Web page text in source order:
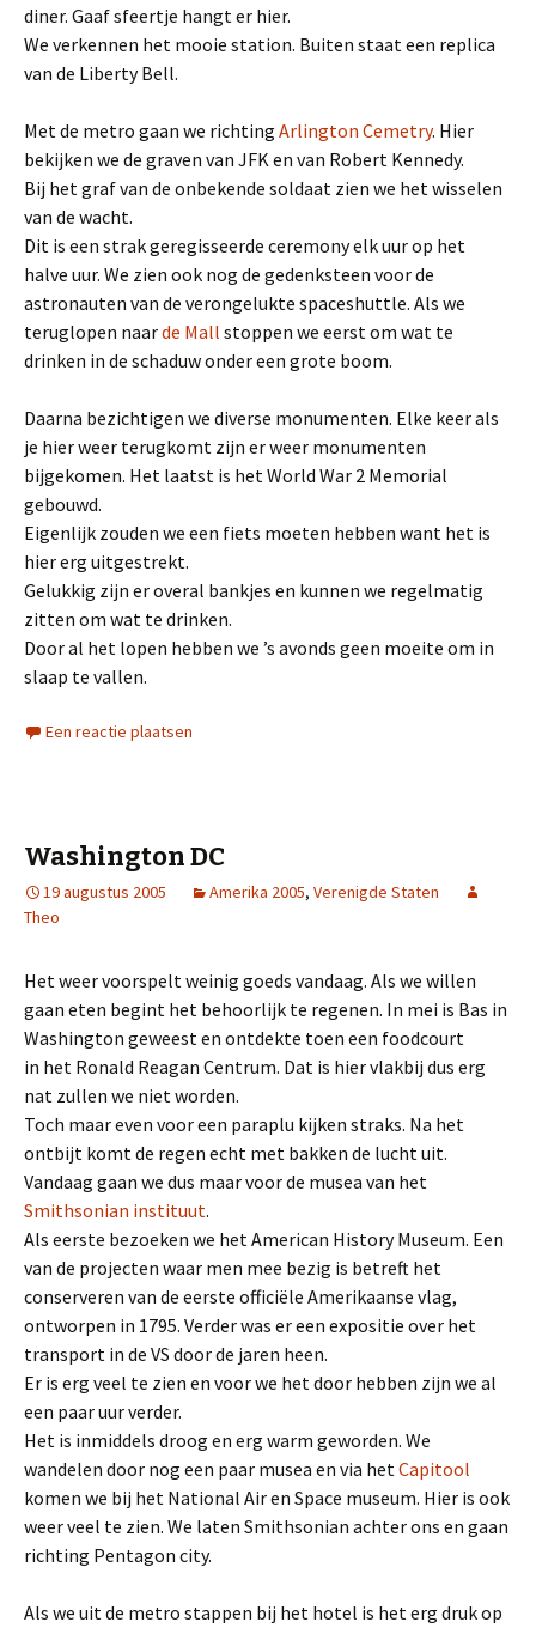
diner. Gaaf sfeertje hangt er hier.
We verkennen het mooie station. Buiten staat een replica
van de Liberty Bell.
Met de metro gaan we richting Arlington Cemetry. Hier
bekijken we de graven van JFK en van Robert Kennedy.
Bij het graf van de onbekende soldaat zien we het wisselen
van de wacht.
Dit is een strak geregisseerde ceremony elk uur op het
halve uur. We zien ook nog de gedenksteen voor de
astronauten van de verongelukte spaceshuttle. Als we
teruglopen naarde Mall stoppen we eerst om wat te
drinken in de schaduw onder een grote boom.
Daarna bezichtigen we diverse monumenten. Elke keer als
je hier weer terugkomt zijn er weer monumenten
bijgekomen. Het laatst is het World War 2 Memorial
gebouwd.
Eigenlijk zouden we een fiets moeten hebben want het is
hier erg uitgestrekt.
Gelukkig zijn er overal bankjes en kunnen we regelmatig
zitten om wat te drinken.
Door al het lopen hebben we ’s avonds geen moeite om in
slaap te vallen.
Een reactie plaatsen
Washington DC
19 augustus 2005 Amerika 2005, Verenigde Staten
Theo
Het weer voorspelt weinig goeds vandaag. Als we willen
gaan eten begint het behoorlijk te regenen. In mei is Bas in
Washington geweest en ontdekte toen een foodcourt
in het Ronald Reagan Centrum. Dat is hier vlakbij dus erg
nat zullen we niet worden.
Toch maar even voor een paraplu kijken straks. Na het
ontbijt komt de regen echt met bakken de lucht uit.
Vandaag gaan we dus maar voor de musea van het
Smithsonian instituut.
Als eerste bezoeken we het American History Museum. Een
van de projecten waar men mee bezig is betreft het
conserveren van de eerste officiële Amerikaanse vlag,
ontworpen in 1795. Verder was er een expositie over het
transport in de VS door de jaren heen.
Er is erg veel te zien en voor we het door hebben zijn we al
een paar uur verder.
Het is inmiddels droog en erg warm geworden. We
wandelen door nog een paar musea en via hetCapitool
komen we bij het National Air en Space museum. Hier is ook
weer veel te zien. We laten Smithsonian achter ons en gaan
richting Pentagon city.
Als we uit de metro stappen bij het hotel is het erg druk op